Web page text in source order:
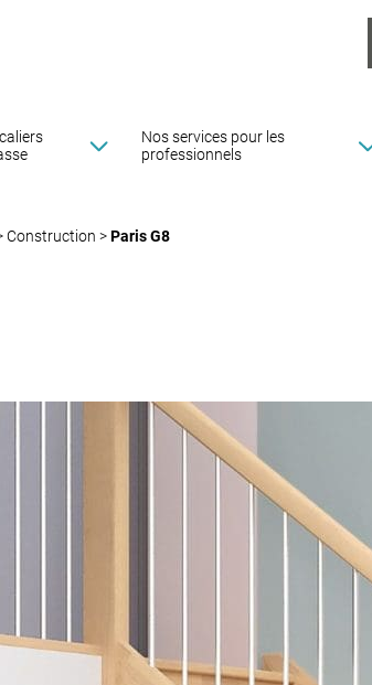
Nos services pour les
professionnels
Construction >Paris G8